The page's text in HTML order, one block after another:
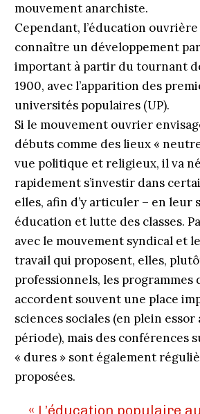
mouvement anarchiste.
Cependant, l’éducation
connaître un développement
important à partir du tournant
1900, avec l’apparition des
universités populaires (UP).
Si le mouvement ouvrier
débuts comme des lieux «
vue politique et religieux, il va
rapidement s’investir dans
elles, afin d’y articuler – en leur
éducation et lutte des classes.
avec le mouvement syndical et
travail qui proposent, elles,
professionnels, les programmes
accordent souvent une place
sciences sociales (en plein essor
période), mais des conférences
« dures » sont également
proposées.
« L’éducation populaire